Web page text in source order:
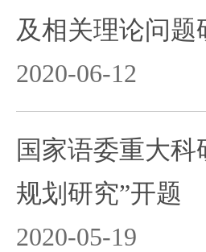
及相关理论问题
2020-06-12
国家语委重大
规划研究”开题
2020-05-19